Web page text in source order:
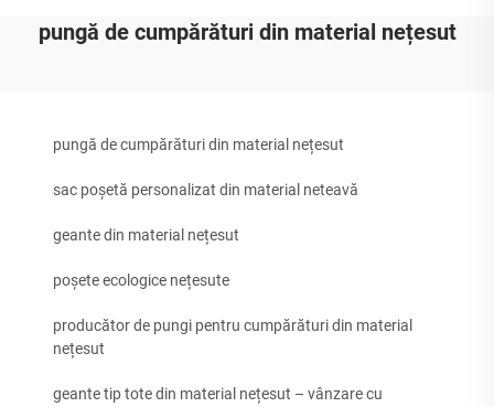
pungă de cumpărături din material nețesut
pungă de cumpărături din material nețesut
sac poșetă personalizat din material neteavă
geante din material nețesut
poșete ecologice nețesute
producător de pungi pentru cumpărături din material
nețesut
geante tip tote din material nețesut – vânzare cu